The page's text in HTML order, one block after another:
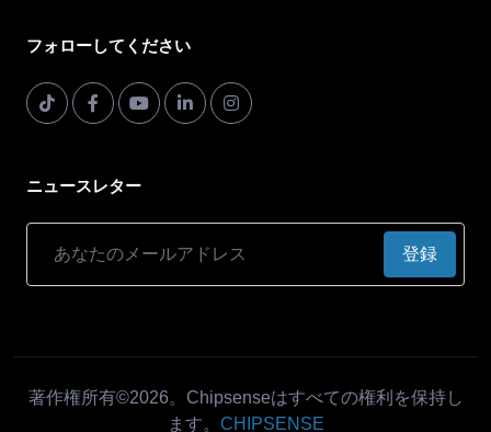
フォローしてください
ニュースレター
登録
著作権所有©2026。Chipsenseはすべての権利を保持し
ます。 CHIPSENSE